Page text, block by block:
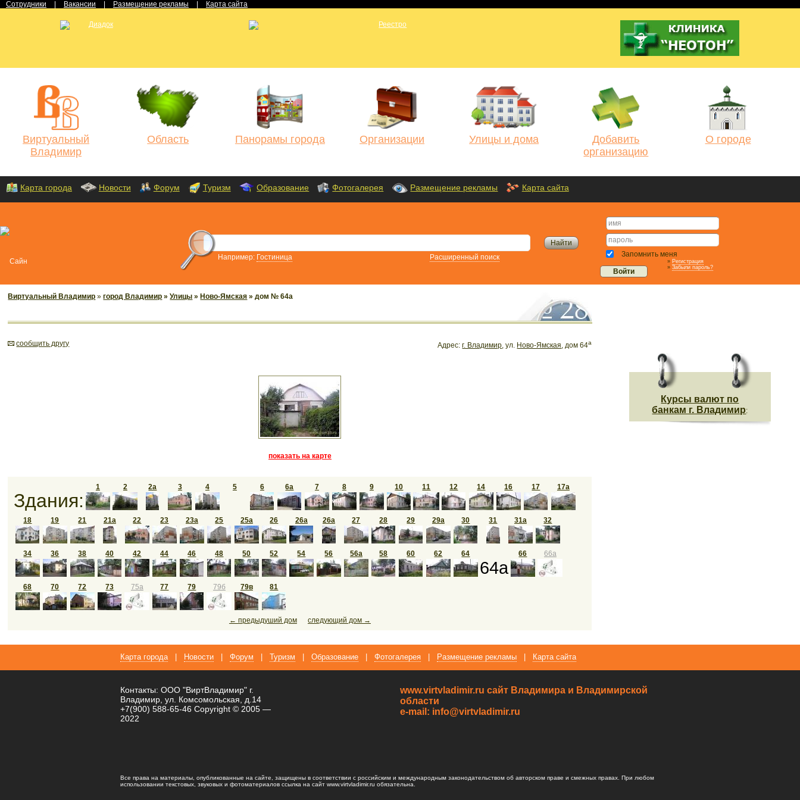
Сотрудники Вакансии Размещение рекламы Карта сайта
Виртуальный
Владимир
Область Панорамы города Организации Улицы и дома
Добавить
организацию
О городе
Карта города Новости Форум Туризм Образование Фотогалерея Размещение рекламы Карта сайта
Например: Гостиница Расширенный поиск Запомнить меня
» Регистрация
» Забыли пароль?
Виртуальный Владимир »город Владимир »Улицы » Ново-Ямская » дом № 64а
cообщить другу Адрес:г. Владимир, ул. Ново-Ямская, дом 64а
показать на карте
Здания:
1 2 2а 3 4 5 6 6а 7 8 9 10 11 12 14 16 17 17а
18 19 21 21а 22 23 23а 25 25а 26 26а 26а 27 28 29 29а 30 31 31а 32
34 36 38 40 42 44 46 48 50 52 54 56 56а 58 60 62 64
64а
66 66а
68 70 72 73 75а 77 79 79б 79в 81
← предыдуший дом следующий дом →
Курсы валют по
банкам г. Владимир:
Карта города Новости Форум Туризм Образование Фотогалерея Размещение рекламы Карта сайта
Контакты: ООО "ВиртВладимир" г.
Владимир, ул. Комсомольская, д.14
+7(900) 588-65-46 Copyright © 2005 —
2022
www.virtvladimir.ru cайт Владимира и Владимирской
области
e-mail: info@virtvladimir.ru
Все права на материалы, опубликованные на сайте, защищены в соответствии с российским и международным законодательством об авторском праве и смежных правах. При любом
использовании текстовых, звуковых и фотоматериалов ссылка на сайт www.virtvladimir.ru обязательна.